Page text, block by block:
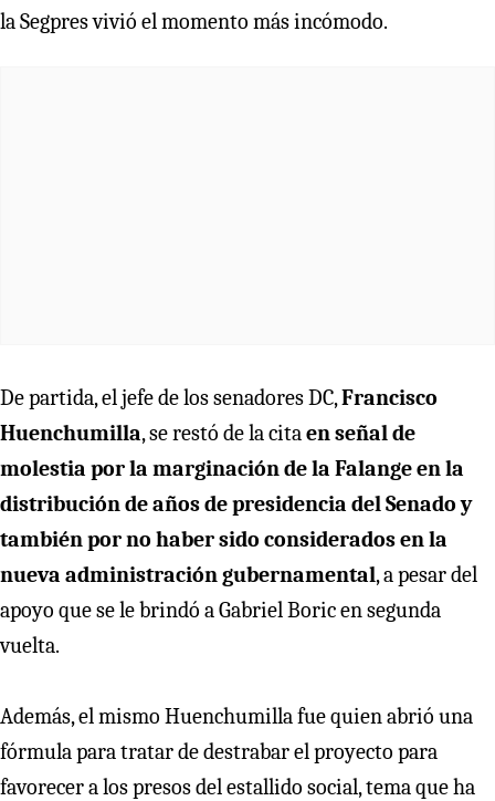
la Segpres vivió el momento más incómodo.
De partida, el jefe de los senadores DC,Francisco
Huenchumilla, se restó de la citaen señal de
molestia por la marginación de la Falange en la
distribución de años de presidencia del Senado y
también por no haber sido considerados en la
nueva administración gubernamental, a pesar del
apoyo que se le brindó a Gabriel Boric en segunda
vuelta.
Además, el mismo Huenchumilla fue quien abrió una
fórmula para tratar de destrabar el proyecto para
favorecer a los presos del estallido social, tema que ha